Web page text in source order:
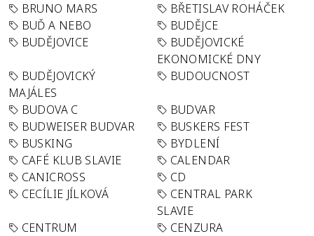
BRUNO MARS
BŘETISLAV ROHÁČEK
BUĎ A NEBO
BUDĚJCE
BUDĚJOVICE
BUDĚJOVICKÉ
EKONOMICKÉ DNY
BUDĚJOVICKÝ
MAJÁLES
BUDOUCNOST
BUDOVA C
BUDVAR
BUDWEISER BUDVAR
BUSKERS FEST
BUSKING
BYDLENÍ
CAFÉ KLUB SLAVIE
CALENDAR
CANICROSS
CD
CECÍLIE JÍLKOVÁ
CENTRAL PARK
SLAVIE
CENTRUM
CENZURA